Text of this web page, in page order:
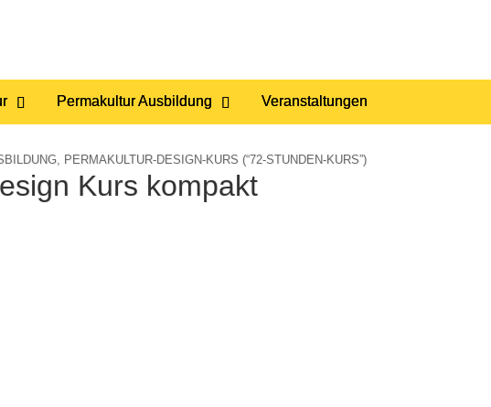
Permakultur Ausbildung Veranstaltungen
, PERMAKULTUR-DESIGN-KURS (“72-STUNDEN-KURS”)
Kurs kompakt